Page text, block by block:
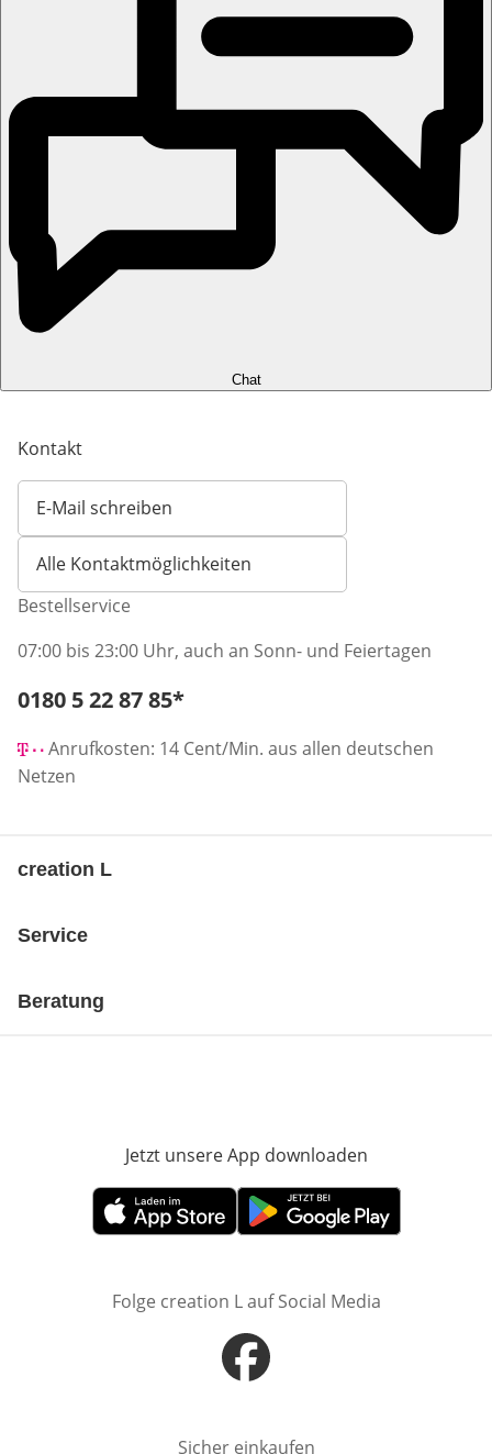
Chat
Kontakt
E-Mail schreiben
Öffnet E-Mail-Client
Alle Kontaktmöglichkeiten
Bestellservice
07:00 bis 23:00 Uhr, auch an Sonn- und Feiertagen
Telefonnummer:
0180 5 22 87 85*
Anrufkosten: 14 Cent/Min. aus allen deutschen
Netzen
creation L
Service
Beratung
Jetzt unsere App downloaden
Öffnet in neuem FensterÖffnet in neuem Fenster
Folge creation L auf Social Media
Öffnet in neuem Fenster
Sicher einkaufen